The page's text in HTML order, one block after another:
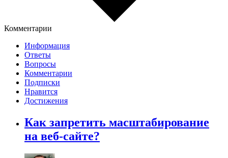
Комментарии
Информация
Ответы
Вопросы
Комментарии
Подписки
Нравится
Достижения
Как запретить масштабирование
на веб-сайте?